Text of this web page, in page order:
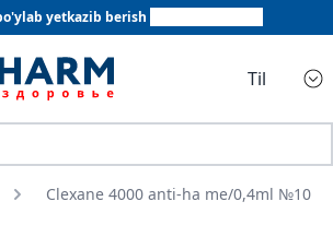
yetkazib berish
Til
Clexane 4000 anti-ha me/0,4ml №10